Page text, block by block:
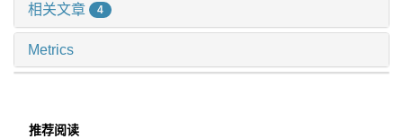
相关文章 4
Metrics
推荐阅读